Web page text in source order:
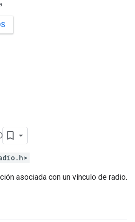
asociada con un vínculo de radio.